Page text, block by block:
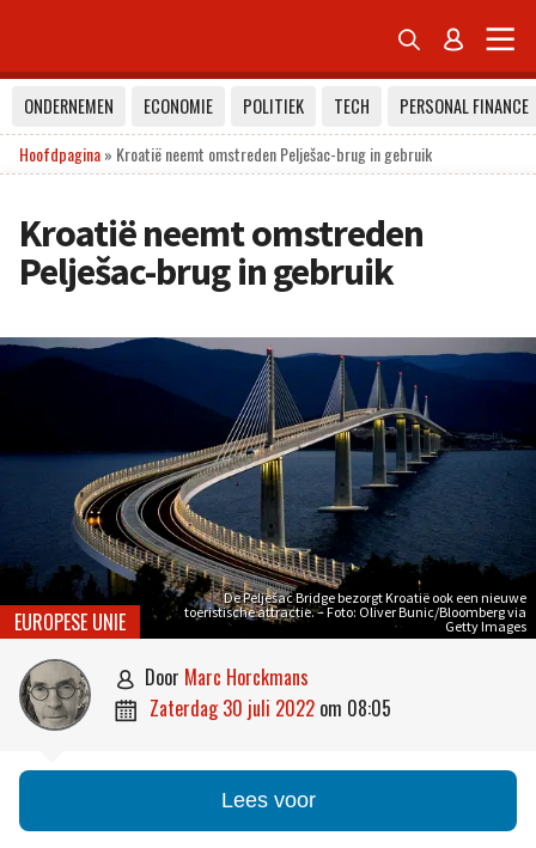
 
ONDERNEMEN ECONOMIE POLITIEK TECH
PERSONAL FINANCE
Hoofdpagina» Kroatië neemt omstreden Pelješac-brug in gebruik
Kroatië neemt omstreden
Pelješac-brug in gebruik
De Pelješac Bridge bezorgt Kroatië ook een nieuwe
toeristische attractie. – Foto: Oliver Bunic/Bloomberg via
Getty Images
EUROPESE UNIE
 door Marc Horckmans
 zaterdag 30 juli 2022 om 08:05
Lees voor